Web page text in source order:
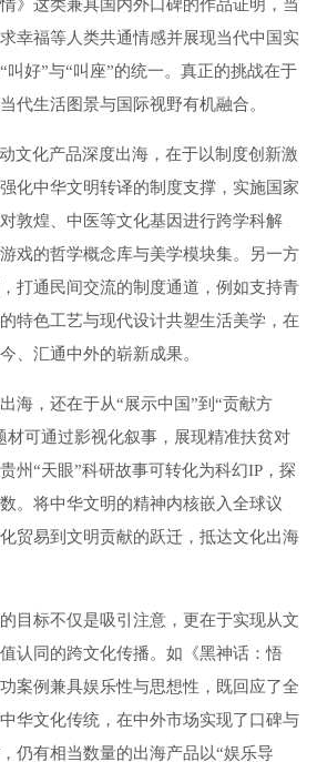
这类兼具国内外口碑的作品证明，当
幸福等人类共通情感并展现当代中国实
叫好”与“叫座”的统一。真正的挑战在于
代生活图景与国际视野有机融合。
化产品深度出海，在于以制度创新激
化中华文明转译的制度支撑，实施国家
敦煌、中医等文化基因进行跨学科解
戏的哲学概念库与美学模块集。另一方
打通民间交流的制度通道，例如支持青
特色工艺与现代设计共塑生活美学，在
、汇通中外的崭新成果。
，还在于从“展示中国”到“贡献方
材可通过影视化叙事，展现精准扶贫对
州“天眼”科研故事可转化为科幻IP，探
。将中华文明的精神内核嵌入全球议
贸易到文明贡献的跃迁，抵达文化出海
标不仅是吸引注意，更在于实现从文
认同的跨文化传播。如《黑神话：悟
案例兼具娱乐性与思想性，既回应了全
华文化传统，在中外市场实现了口碑与
仍有相当数量的出海产品以“娱乐导